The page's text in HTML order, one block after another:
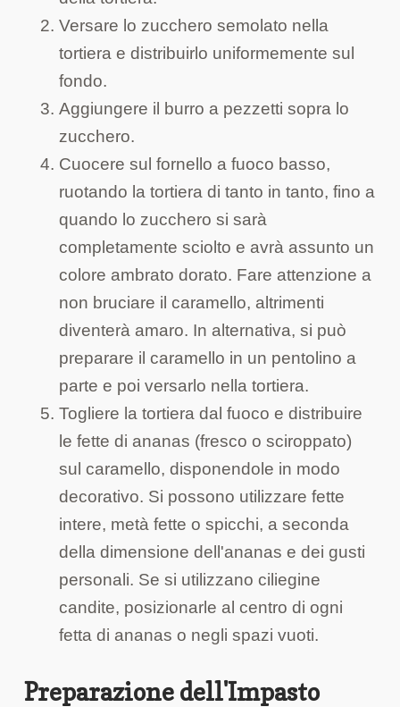
Versare lo zucchero semolato nella
tortiera e distribuirlo uniformemente sul
fondo.
Aggiungere il burro a pezzetti sopra lo
zucchero.
Cuocere sul fornello a fuoco basso,
ruotando la tortiera di tanto in tanto, fino a
quando lo zucchero si sarà
completamente sciolto e avrà assunto un
colore ambrato dorato. Fare attenzione a
non bruciare il caramello, altrimenti
diventerà amaro. In alternativa, si può
preparare il caramello in un pentolino a
parte e poi versarlo nella tortiera.
Togliere la tortiera dal fuoco e distribuire
le fette di ananas (fresco o sciroppato)
sul caramello, disponendole in modo
decorativo. Si possono utilizzare fette
intere, metà fette o spicchi, a seconda
della dimensione dell'ananas e dei gusti
personali. Se si utilizzano ciliegine
candite, posizionarle al centro di ogni
fetta di ananas o negli spazi vuoti.
Preparazione dell'Impasto